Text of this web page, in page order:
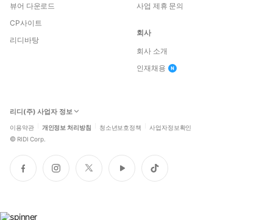
뷰어 다운로드
CP사이트
리디바탕
사업 제휴 문의
회사
회사 소개
인재채용
리디(주) 사업자 정보
이용약관 개인정보 처리방침 청소년보호정책 사업자정보확인
© RIDI Corp.
페
이
인
스
트
위
유
튜
틱
톡